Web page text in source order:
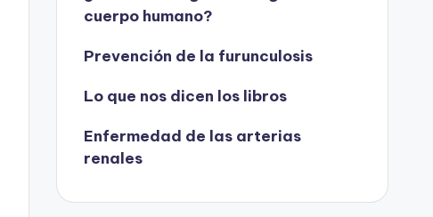
cuerpo humano?
Prevención de la furunculosis
Lo que nos dicen los libros
Enfermedad de las arterias
renales